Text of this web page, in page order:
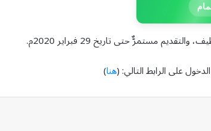
مستمرٌّ حتى تاريخ 29 فبراير 2020م.
على الرابط التالي: (هنا)